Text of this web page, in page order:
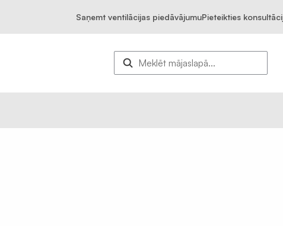
Saņemt ventilācijas piedāvājumuPieteikties